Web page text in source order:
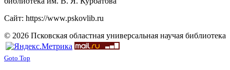
Сайт: https://www.pskovlib.ru
© 2026 Псковская областная универсальная научая библиотека
Goto Top